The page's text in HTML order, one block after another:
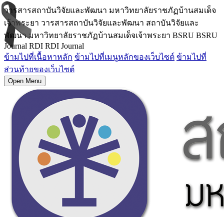
วารสารสถาบันวิจัยและพัฒนา มหาวิทยาลัยราชภัฏบ้านสมเด็จ
เจ้าพระยา วารสารสถาบันวิจัยและพัฒนา สถาบันวิจัยและ
พัฒนา มหาวิทยาลัยราชภัฏบ้านสมเด็จเจ้าพระยา BSRU BSRU
Journal RDI RDI Journal
ข้ามไปที่เนื้อหาหลัก ข้ามไปที่เมนูหลักของเว็บไซต์ ข้ามไปที่
ส่วนท้ายของเว็บไซต์
Open Menu